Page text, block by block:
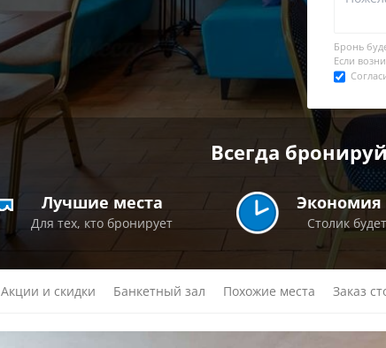
Бронь
Если
Всегда
Лучшие места
Для тех, кто бронирует
Экономия
Столик
Акции и скидки Банкетный зал Похожие места Заказ